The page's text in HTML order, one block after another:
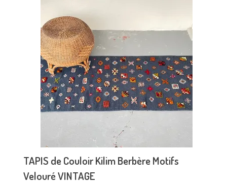
TAPIS de Couloir Kilim Berbère Motifs
Velouré VINTAGE